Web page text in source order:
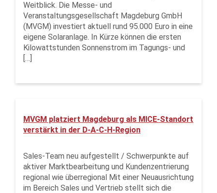
Weitblick. Die Messe- und
Veranstaltungsgesellschaft Magdeburg GmbH
(MVGM) investiert aktuell rund 95.000 Euro in eine
eigene Solaranlage. In Kürze können die ersten
Kilowattstunden Sonnenstrom im Tagungs- und
[…]
MVGM platziert Magdeburg als MICE-Standort
verstärkt in der D-A-C-H-Region
Sales-Team neu aufgestellt / Schwerpunkte auf
aktiver Marktbearbeitung und Kundenzentrierung
regional wie überregional Mit einer Neuausrichtung
im Bereich Sales und Vertrieb stellt sich die